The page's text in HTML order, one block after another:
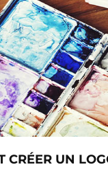
CRÉER UN